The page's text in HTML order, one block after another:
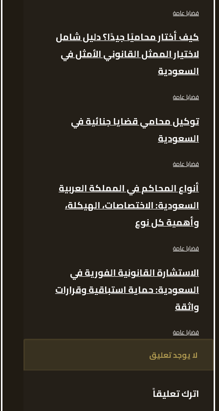
قضايا عامة
كيف أختار محاميًا جيدًا؟ دليل شامل
لاختيار الممثل القانوني الأمثل في
السعودية
قضايا عامة
توكيل محامي قضايا جنائية في
السعودية
قضايا عامة
أنواع المحاكم في المملكة العربية
السعودية: الاختصاصات، الهيكلة،
وأهمية كل نوع
قضايا عامة
الاستشارة القانونية الفورية في
السعودية: حماية استباقية وقرارات
واثقة
قضايا عامة
لا يوجد تعليق
اترك تعليقاً